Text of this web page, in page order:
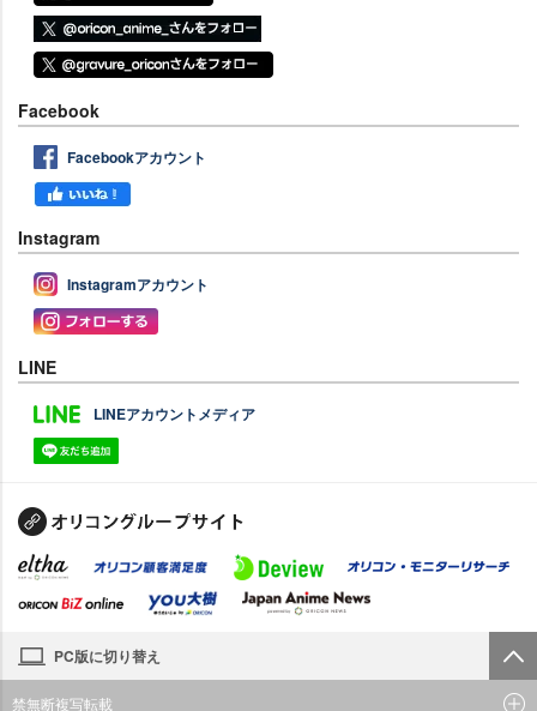
Facebook
Facebookアカウント
Instagram
Instagramアカウント
LINE
LINEアカウントメディア
PC版に切り替え
禁無断複写転載